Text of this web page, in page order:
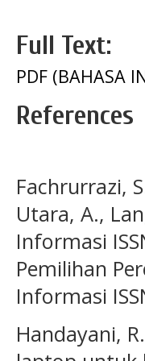
Full Text:
PDF (BAHASA
References
Fachrurrazi,
Utara, A.,
Informasi
Pemilihan
Informasi
Handayani,